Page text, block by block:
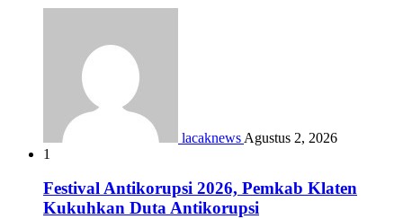
lacaknews Agustus 2, 2026
1
Festival Antikorupsi 2026, Pemkab Klaten
Kukuhkan Duta Antikorupsi